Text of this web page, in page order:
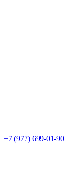
+7 (977) 699-01-90